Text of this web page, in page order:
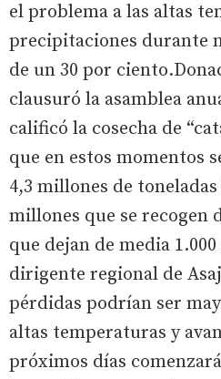
el problema a las altas
precipitaciones durante
de un 30 por
clausuró la asamblea
calificó la cosecha de
que en estos momentos
4,3 millones de
millones que se recogen
que dejan de media
dirigente regional de
pérdidas podrían ser
altas temperaturas y
próximos días